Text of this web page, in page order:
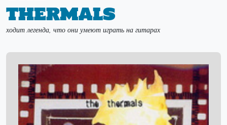
Thermals
ходит легенда, что они умеют играть на гитарах